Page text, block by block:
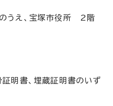
のうえ、宝塚市役所 2階
証明書、埋蔵証明書のいず